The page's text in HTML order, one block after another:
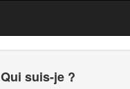
Qui suis-je ?